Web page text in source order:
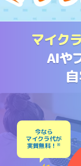
マイクラ
AIや
今なら
マイクラ代が
実質無料！ ※